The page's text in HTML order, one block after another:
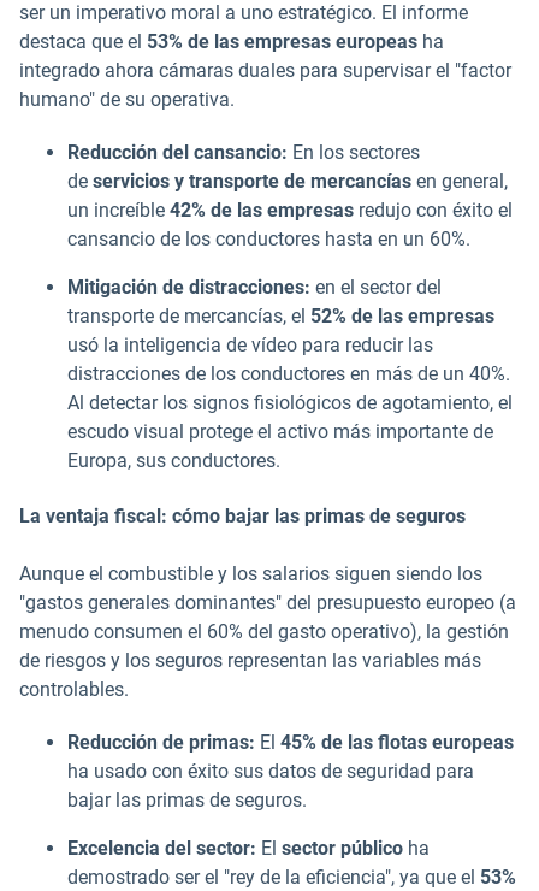
ser un imperativo moral a uno estratégico. El informe
destaca que el 53% de las empresas europeas ha
integrado ahora cámaras duales para supervisar el "factor
humano" de su operativa.
Reducción del cansancio: En los sectores
de servicios y transporte de mercancías en general,
un increíble 42% de las empresas redujo con éxito el
cansancio de los conductores hasta en un 60%.
Mitigación de distracciones: en el sector del
transporte de mercancías, el 52% de las empresas
usó la inteligencia de vídeo para reducir las
distracciones de los conductores en más de un 40%.
Al detectar los signos fisiológicos de agotamiento, el
escudo visual protege el activo más importante de
Europa, sus conductores.
La ventaja fiscal: cómo bajar las primas de seguros
Aunque el combustible y los salarios siguen siendo los
"gastos generales dominantes" del presupuesto europeo (a
menudo consumen el 60% del gasto operativo), la gestión
de riesgos y los seguros representan las variables más
controlables.
Reducción de primas: El 45% de las flotas europeas
ha usado con éxito sus datos de seguridad para
bajar las primas de seguros.
Excelencia del sector: El sector público ha
demostrado ser el "rey de la eficiencia", ya que el 53%